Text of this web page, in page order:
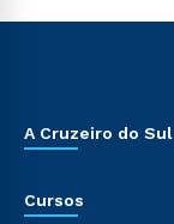
A Cruzeiro do Sul
Cursos